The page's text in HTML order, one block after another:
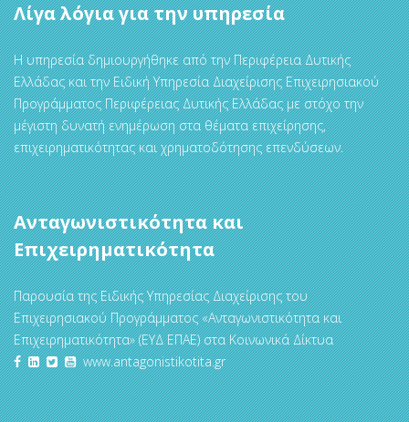
Λίγα λόγια για την υπηρεσία
Η υπηρεσία δημιουργήθηκε από την Περιφέρεια Δυτικής
Ελλάδας και την Ειδική Υπηρεσία Διαχείρισης Επιχειρησιακού
Προγράμματος Περιφέρειας Δυτικής Ελλάδας με στόχο την
μέγιστη δυνατή ενημέρωση στα θέματα επιχείρησης,
επιχειρηματικότητας και χρηματοδότησης επενδύσεων.
Ανταγωνιστικότητα και
Επιχειρηματικότητα
Παρουσία της Ειδικής Υπηρεσίας Διαχείρισης του
Επιχειρησιακού Προγράμματος «Ανταγωνιστικότητα και
Επιχειρηματικότητα» (ΕΥΔ ΕΠΑΕ) στα Κοινωνικά Δίκτυα
www.antagonistikotita.gr